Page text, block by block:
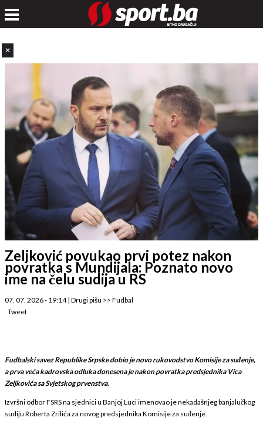
✕
Zeljković povukao prvi potez nakon
povratka s Mundijala: Poznato novo
ime na čelu sudija u RS
07. 07. 2026 - 19:14| Drugi pišu >> Fudbal
Tweet
Fudbalski savez Republike Srpske dobio je novo rukovodstvo Komisije za suđenje,
a prva veća kadrovska odluka donesena je nakon povratka predsjednika Vica
Zeljkovića sa Svjetskog prvenstva.
Izvršni odbor FSRS na sjednici u Banjoj Luci imenovao je nekadašnjeg banjalučkog
sudiju Roberta Zrilića za novog predsjednika Komisije za suđenje.